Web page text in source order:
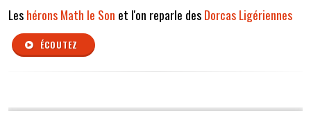
Leshérons Math le Son et l'on reparle desDorcas Ligériennes
ÉCOUTEZ